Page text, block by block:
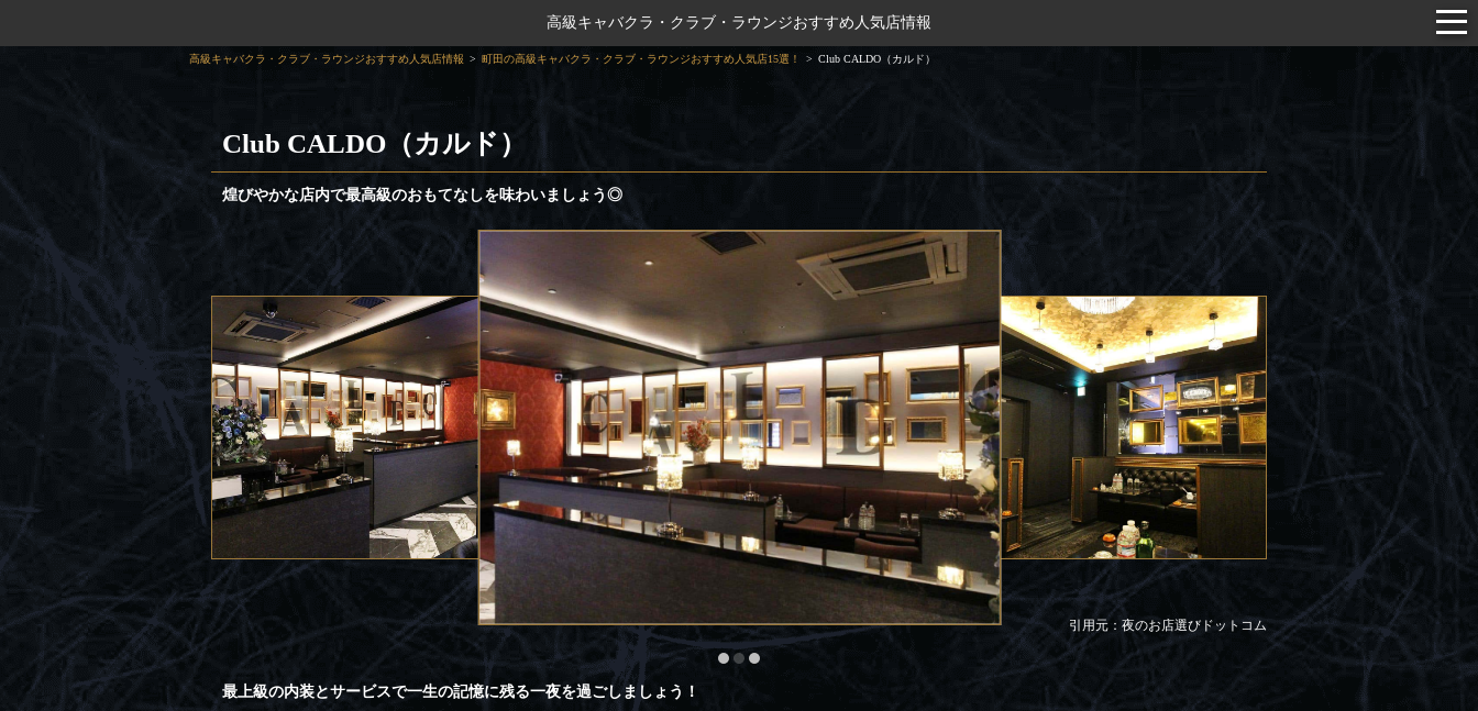
高級キャバクラ・クラブ・ラウンジおすすめ人気店情報
高級キャバクラ・クラブ・ラウンジおすすめ人気店情報 町田の高級キャバクラ・クラブ・ラウンジおすすめ人気店15選！ Club CALDO（カルド）
Club CALDO（カルド）
煌びやかな店内で最高級のおもてなしを味わいましょう◎
引用元：夜のお店選びドットコム
最上級の内装とサービスで一生の記憶に残る一夜を過ごしましょう！